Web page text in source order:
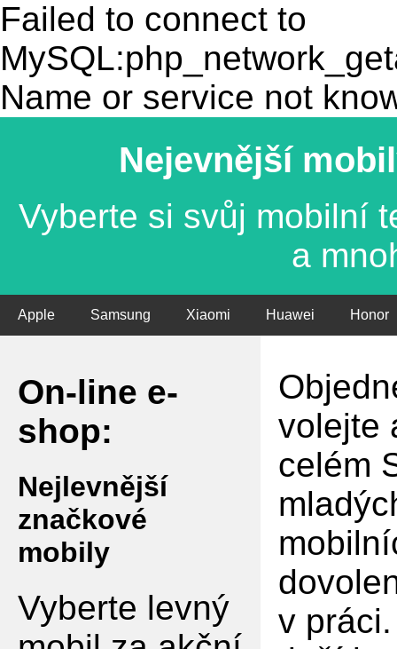
Failed to connect to
Name or service not
Nejevnější
Vyberte si svůj mobilní
a
Apple Samsung Xiaomi Huawei Honor
On-line e-
shop:
Nejlevnější
značkové
mobily
Vyberte levný
volejte
celém
v